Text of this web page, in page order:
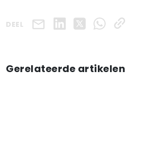
DEEL
Gerelateerde artikelen